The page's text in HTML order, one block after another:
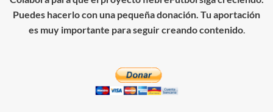
Puedes hacerlo con una pequeña donación. Tu aportación
es muy importante para seguir creando contenido.